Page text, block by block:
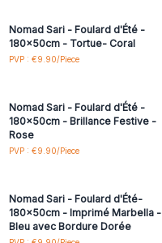
Nomad Sari - Foulard d'Été -
180x50cm - Tortue- Coral
PVP : €9.90/PieceConnectez-vous ou
Nomad Sari - Foulard d'Été -
180x50cm - Brillance Festive -
Rose
PVP : €9.90/PieceConnectez-vous ou
Nomad Sari - Foulard d'Été-
180x50cm - Imprimé Marbella -
Bleu avec Bordure Dorée